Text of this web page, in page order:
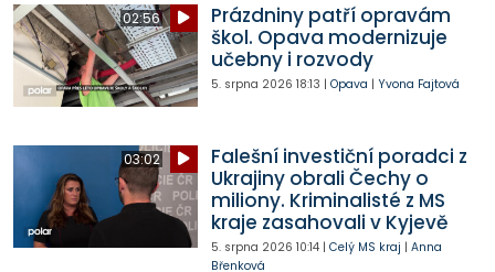
02:56
Prázdniny patří opravám
škol. Opava modernizuje
učebny i rozvody
5. srpna 2026 18:13 | Opava | Yvona Fajtová
03:02
Falešní investiční poradci z
Ukrajiny obrali Čechy o
miliony. Kriminalisté z MS
kraje zasahovali v Kyjevě
5. srpna 2026 10:14| Celý MS kraj | Anna
Břenková